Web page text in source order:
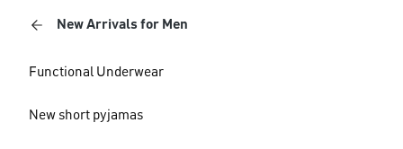
New Arrivals for Men
Functional Underwear
New short pyjamas